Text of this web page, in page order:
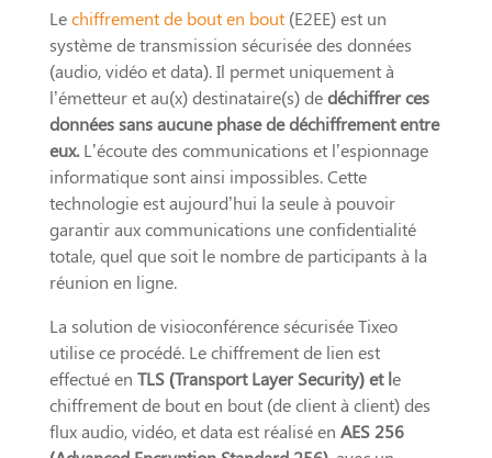
Lechiffrement de bout en bout(E2EE) est un
système de transmission sécurisée des données
(audio, vidéo et data). Il permet uniquement à
l’émetteur et au(x) destinataire(s) dedéchiffrer ces
données sans aucune phase de déchiffrement entre
eux.L’écoute des communications et l’espionnage
informatique sont ainsi impossibles. Cette
technologie est aujourd’hui la seule à pouvoir
garantir aux communications une confidentialité
totale, quel que soit le nombre de participants à la
réunion en ligne.
La solution de visioconférence sécurisée Tixeo
utilise ce procédé. Le chiffrement de lien est
effectué en TLS (Transport Layer Security) et le
chiffrement de bout en bout (de client à client) des
flux audio, vidéo, et data est réalisé en AES 256